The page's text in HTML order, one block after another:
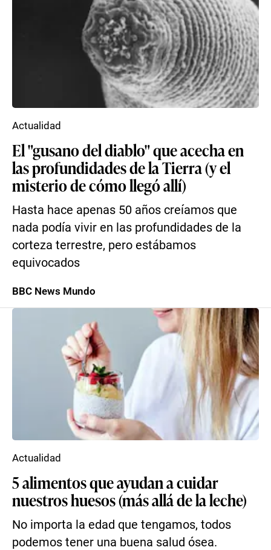
El "gusano del diablo" que acecha en
las profundidades de la Tierra (y el
misterio de cómo llegó allí)
Hasta hace apenas 50 años creíamos que
nada podía vivir en las profundidades de la
corteza terrestre, pero estábamos
equivocados
Actualidad
BBC News Mundo
5 alimentos que ayudan a cuidar
nuestros huesos (más allá de la leche)
No importa la edad que tengamos, todos
podemos tener una buena salud ósea.
Actualidad